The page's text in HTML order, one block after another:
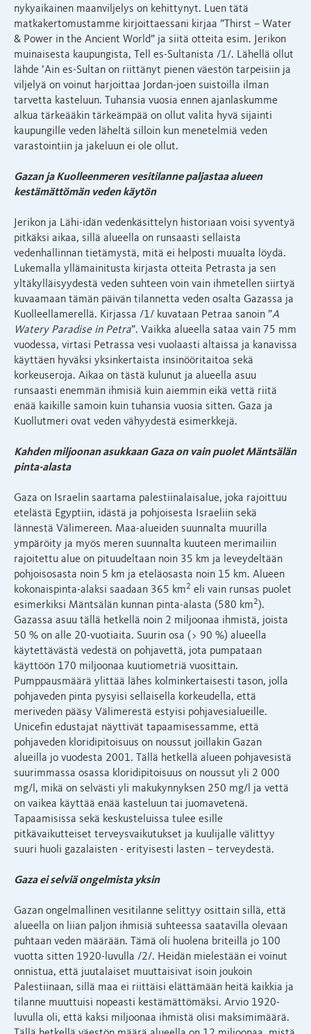
nykyaikainen maanviljelys on kehittynyt. Luen tätä
matkakertomustamme kirjoittaessani kirjaa ”Thirst – Water
& Power in the Ancient World” ja siitä otteita esim. Jerikon
muinaisesta kaupungista, Tell es-Sultanista /1/. Lähellä ollut
lähde ’Ain es-Sultan on riittänyt pienen väestön tarpeisiin ja
viljelyä on voinut harjoittaa Jordan-joen suistoilla ilman
tarvetta kasteluun. Tuhansia vuosia ennen ajanlaskumme
alkua tärkeääkin tärkeämpää on ollut valita hyvä sijainti
kaupungille veden läheltä silloin kun menetelmiä veden
varastointiin ja jakeluun ei ole ollut.
Gazan ja Kuolleenmeren vesitilanne paljastaa alueen
kestämättömän veden käytön
Jerikon ja Lähi-idän vedenkäsittelyn historiaan voisi syventyä
pitkäksi aikaa, sillä alueella on runsaasti sellaista
vedenhallinnan tietämystä, mitä ei helposti muualta löydä.
Lukemalla yllämainitusta kirjasta otteita Petrasta ja sen
yltäkylläisyydestä veden suhteen voin vain ihmetellen siirtyä
kuvaamaan tämän päivän tilannetta veden osalta Gazassa ja
Kuolleellamerellä. Kirjassa /1/ kuvataan Petraa sanoin ”A
Watery Paradise in Petra”. Vaikka alueella sataa vain 75 mm
vuodessa, virtasi Petrassa vesi vuolaasti altaissa ja kanavissa
käyttäen hyväksi yksinkertaista insinööritaitoa sekä
korkeuseroja. Aikaa on tästä kulunut ja alueella asuu
runsaasti enemmän ihmisiä kuin aiemmin eikä vettä riitä
enää kaikille samoin kuin tuhansia vuosia sitten. Gaza ja
Kuollutmeri ovat veden vähyydestä esimerkkejä.
Kahden miljoonan asukkaan Gaza on vain puolet Mäntsälän
pinta-alasta
Gaza on Israelin saartama palestiinalaisalue, joka rajoittuu
etelästä Egyptiin, idästä ja pohjoisesta Israeliin sekä
lännestä Välimereen. Maa-alueiden suunnalta muurilla
ympäröity ja myös meren suunnalta kuuteen merimailiin
rajoitettu alue on pituudeltaan noin 35 km ja leveydeltään
pohjoisosasta noin 5 km ja eteläosasta noin 15 km. Alueen
kokonaispinta-alaksi saadaan 365 km2 eli vain runsas puolet
esimerkiksi Mäntsälän kunnan pinta-alasta (580 km2).
Gazassa asuu tällä hetkellä noin 2 miljoonaa ihmistä, joista
50 % on alle 20-vuotiaita. Suurin osa (> 90 %) alueella
käytettävästä vedestä on pohjavettä, jota pumpataan
käyttöön 170 miljoonaa kuutiometriä vuosittain.
Pumppausmäärä ylittää lähes kolminkertaisesti tason, jolla
pohjaveden pinta pysyisi sellaisella korkeudella, että
meriveden pääsy Välimerestä estyisi pohjavesialueille.
Unicefin edustajat näyttivät tapaamisessamme, että
pohjaveden kloridipitoisuus on noussut joillakin Gazan
alueilla jo vuodesta 2001. Tällä hetkellä alueen pohjavesistä
suurimmassa osassa kloridipitoisuus on noussut yli 2 000
mg/l, mikä on selvästi yli makukynnyksen 250 mg/l ja vettä
on vaikea käyttää enää kasteluun tai juomavetenä.
Tapaamisissa sekä keskusteluissa tulee esille
pitkävaikutteiset terveysvaikutukset ja kuulijalle välittyy
suuri huoli gazalaisten - erityisesti lasten – terveydestä.
Gaza ei selviä ongelmista yksin
Gazan ongelmallinen vesitilanne selittyy osittain sillä, että
alueella on liian paljon ihmisiä suhteessa saatavilla olevaan
puhtaan veden määrään. Tämä oli huolena briteillä jo 100
vuotta sitten 1920-luvulla /2/. Heidän mielestään ei voinut
onnistua, että juutalaiset muuttaisivat isoin joukoin
Palestiinaan, sillä maa ei riittäisi elättämään heitä kaikkia ja
tilanne muuttuisi nopeasti kestämättömäksi. Arvio 1920-
luvulla oli, että kaksi miljoonaa ihmistä olisi maksimimäärä.